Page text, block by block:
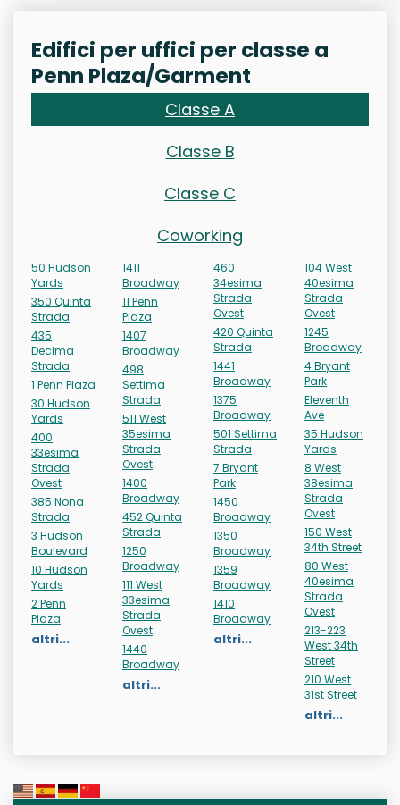
Edifici per uffici per classe a
Penn Plaza/Garment
Classe A
Classe B
Classe C
Coworking
50 Hudson
Yards
350 Quinta
Strada
435
Decima
Strada
1 Penn Plaza
30 Hudson
Yards
400
33esima
Strada
Ovest
385 Nona
Strada
3 Hudson
Boulevard
10 Hudson
Yards
2 Penn
Plaza
altri...
1411
Broadway
11 Penn
Plaza
1407
Broadway
498
Settima
Strada
511 West
35esima
Strada
Ovest
1400
Broadway
452 Quinta
Strada
1250
Broadway
111 West
33esima
Strada
Ovest
1440
Broadway
altri...
460
34esima
Strada
Ovest
420 Quinta
Strada
1441
Broadway
1375
Broadway
501 Settima
Strada
7 Bryant
Park
1450
Broadway
1350
Broadway
1359
Broadway
1410
Broadway
altri...
104 West
40esima
Strada
Ovest
1245
Broadway
4 Bryant
Park
Eleventh
Ave
35 Hudson
Yards
8 West
38esima
Strada
Ovest
150 West
34th Street
80 West
40esima
Strada
Ovest
213-223
West 34th
Street
210 West
31st Street
altri...